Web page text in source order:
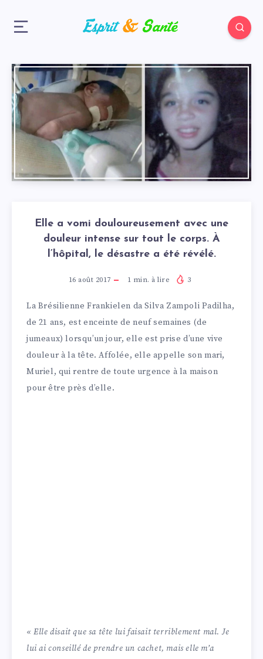
Elle a vomi douloureusement avec une
douleur intense sur tout le corps. À
l’hôpital, le désastre a été révélé.
16 août 2017 1 min. à lire 3
La Brésilienne Frankielen da Silva Zampoli Padilha,
de 21 ans, est enceinte de neuf semaines (de
jumeaux) lorsqu’un jour, elle est prise d’une vive
douleur à la tête. Affolée, elle appelle son mari,
Muriel, qui rentre de toute urgence à la maison
pour être près d’elle.
« Elle disait que sa tête lui faisait terriblement mal. Je
lui ai conseillé de prendre un cachet, mais elle m’a